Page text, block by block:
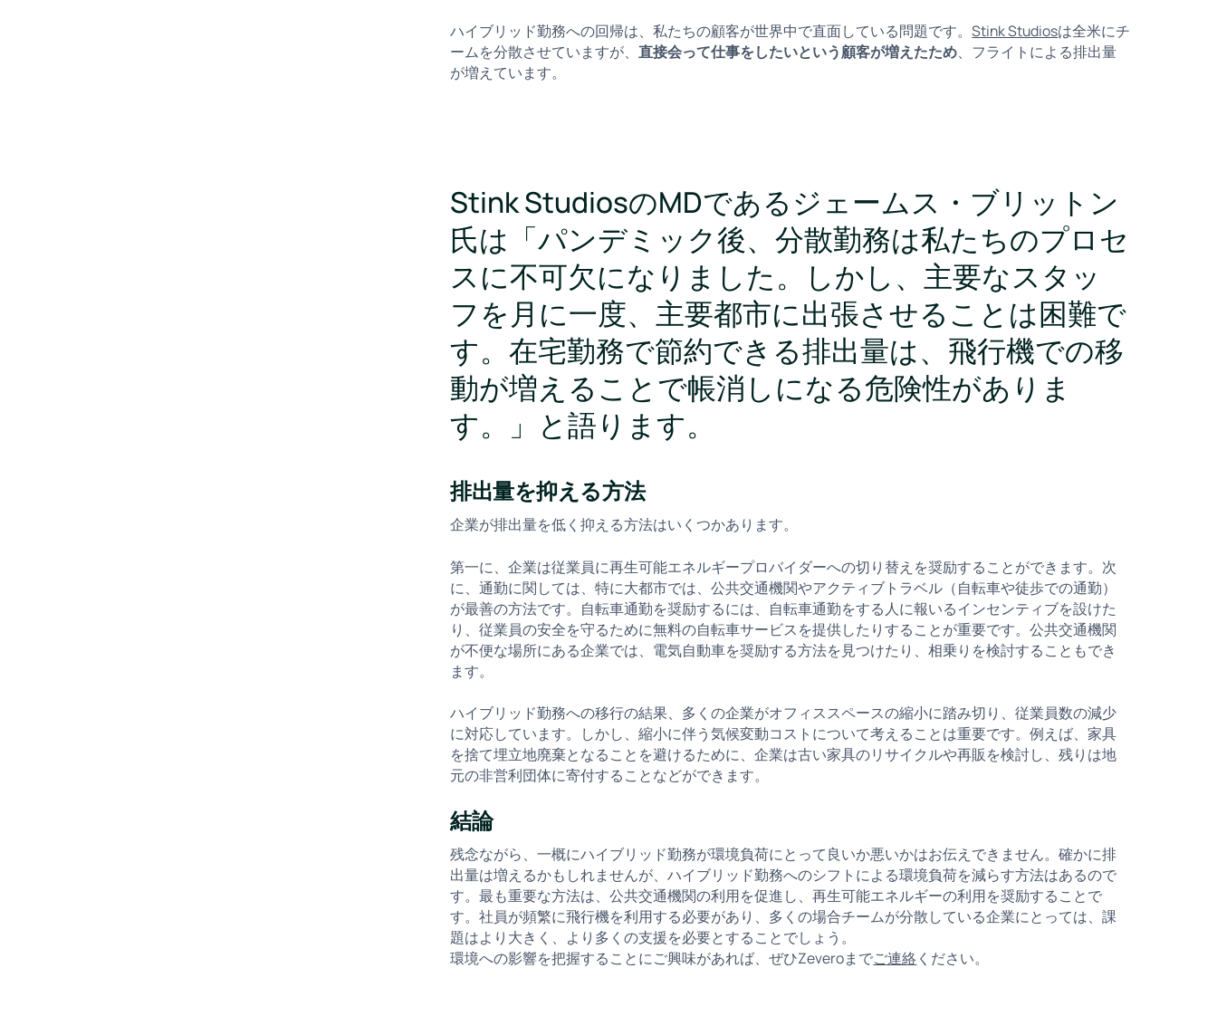
ハイブリッド勤務への回帰は、私たちの顧客が世界中で直面している問題です。Stink Studiosは全米にチ
ームを分散させていますが、直接会って仕事をしたいという顧客が増えたため、フライトによる排出量
が増えています。
Stink StudiosのMDであるジェームス・ブリットン
氏は「パンデミック後、分散勤務は私たちのプロセ
スに不可欠になりました。しかし、主要なスタッ
フを月に一度、主要都市に出張させることは困難で
す。在宅勤務で節約できる排出量は、飛行機での移
動が増えることで帳消しになる危険性がありま
す。」と語ります。
排出量を抑える方法
企業が排出量を低く抑える方法はいくつかあります。
第一に、企業は従業員に再生可能エネルギープロバイダーへの切り替えを奨励することができます。次
に、通勤に関しては、特に大都市では、公共交通機関やアクティブトラベル（自転車や徒歩での通勤）
が最善の方法です。自転車通勤を奨励するには、自転車通勤をする人に報いるインセンティブを設けた
り、従業員の安全を守るために無料の自転車サービスを提供したりすることが重要です。公共交通機関
が不便な場所にある企業では、電気自動車を奨励する方法を見つけたり、相乗りを検討することもでき
ます。
ハイブリッド勤務への移行の結果、多くの企業がオフィススペースの縮小に踏み切り、従業員数の減少
に対応しています。しかし、縮小に伴う気候変動コストについて考えることは重要です。例えば、家具
を捨て埋立地廃棄となることを避けるために、企業は古い家具のリサイクルや再販を検討し、残りは地
元の非営利団体に寄付することなどができます。
結論
残念ながら、一概にハイブリッド勤務が環境負荷にとって良いか悪いかはお伝えできません。確かに排
出量は増えるかもしれませんが、ハイブリッド勤務へのシフトによる環境負荷を減らす方法はあるので
す。最も重要な方法は、公共交通機関の利用を促進し、再生可能エネルギーの利用を奨励することで
す。社員が頻繁に飛行機を利用する必要があり、多くの場合チームが分散している企業にとっては、課
題はより大きく、より多くの支援を必要とすることでしょう。
環境への影響を把握することにご興味があれば、ぜひZeveroまでご連絡 ください。